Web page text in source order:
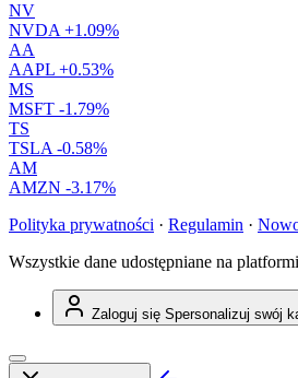
NV
NVDA +1.09%
AA
AAPL +0.53%
MS
MSFT -1.79%
TS
TSLA -0.58%
AM
AMZN -3.17%
Polityka prywatności · Regulamin ·
Wszystkie dane udostępniane na
Zaloguj się Spersonalizuj swój